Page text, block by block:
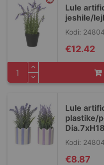
Lule
jeshile/
Kodi:
Special
Price
€12.42
Lule
plastike/
Kodi:
€8.87